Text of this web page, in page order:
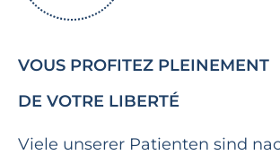
VOUS PROFITEZ PLEINEMENT
DE VOTRE LIBERTÉ
Viele unserer Patienten sind